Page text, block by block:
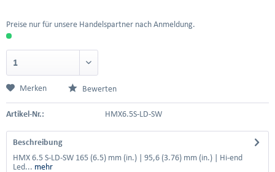
Preise nur für unsere Handelspartner nach Anmeldung.
Merken Bewerten
Artikel-Nr.: HMX6.5S-LD-SW
Beschreibung
HMX 6.5 S-LD-SW 165 (6.5) mm (in.) | 95,6 (3.76) mm (in.) | Hi-end
Led... mehr